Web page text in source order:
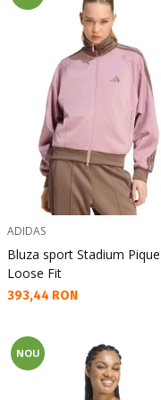
ADIDAS
Bluza sport Stadium Pique
Loose Fit
Текуща цена:
393,44 RON
NOU